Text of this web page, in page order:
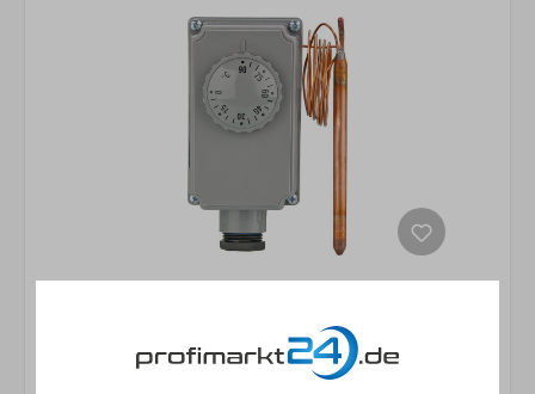
20,87 €*
Preise inkl. MwSt. zzgl. Versandkosten